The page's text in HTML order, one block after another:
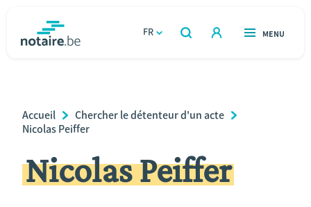
FR
OUVERT
RECHERCHER
OUVERT
MENU
Relations et vivre ensemble
Héritage et donations
Breadcrumb
Accueil
Chercher le détenteur d'un acte
Nicolas Peiffer
Nicolas Peiffer